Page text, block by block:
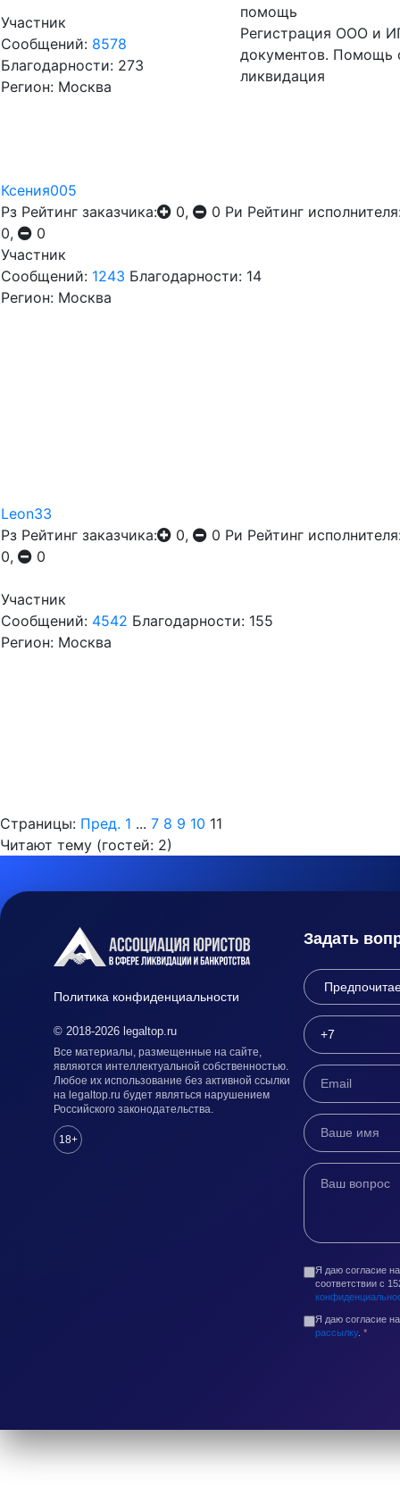
Участник
Сообщений: 8578
Благодарности: 273
Регион: Москва
помощь
Регистрация ООО и
документов. Помощь
ликвидация
Ксения005
Рз Рейтинг заказчика: 0, 0 Ри Рейтинг
0,
0
Участник
Сообщений: 1243 Благодарности: 14
Регион: Москва
Leon33
Рз Рейтинг заказчика: 0, 0 Ри Рейтинг
0,
0
Участник
Сообщений: 4542 Благодарности: 155
Регион: Москва
Страницы: Пред. 1 ... 7 8 9 10 11
Читают тему (гостей: 2)
Политика конфиденциальности
© 2018-2026 legaltop.ru
Все материалы, размещенные на сайте,
являются интеллектуальной собственностью.
Любое их использование без активной ссылки
на legaltop.ru будет являться нарушением
Российского законодательства.
18+
Задать
Я даю согласие
соответствии с
Я даю согласие
рассылку. *